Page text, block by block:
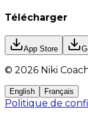
Télécharger
App Store
© 2026 Niki
English Français
Politique de